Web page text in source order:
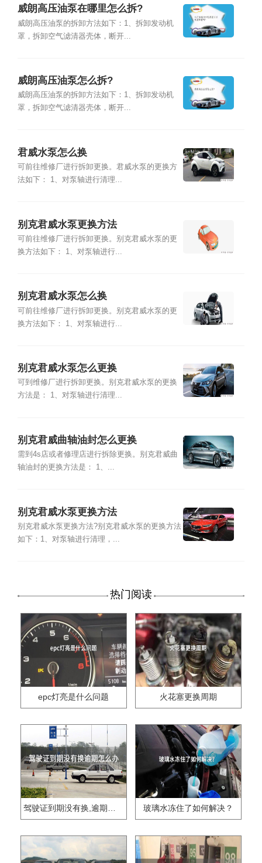
威朗高压油泵在哪里怎么拆?
威朗高压油泵的拆卸方法如下：1、拆卸发动机
罩，拆卸空气滤清器壳体，断开...
威朗高压油泵怎么拆?
威朗高压油泵的拆卸方法如下：1、拆卸发动机
罩，拆卸空气滤清器壳体，断开...
君威水泵怎么换
可前往维修厂进行拆卸更换。君威水泵的更换方
法如下： 1、对泵轴进行清理...
别克君威水泵更换方法
可前往维修厂进行拆卸更换。别克君威水泵的更
换方法如下： 1、对泵轴进行...
别克君威水泵怎么换
可前往维修厂进行拆卸更换。别克君威水泵的更
换方法如下： 1、对泵轴进行...
别克君威水泵怎么更换
可到维修厂进行拆卸更换。别克君威水泵的更换
方法是： 1、对泵轴进行清理...
别克君威曲轴油封怎么更换
需到4s店或者修理店进行拆除更换。别克君威曲
轴油封的更换方法是： 1、...
别克君威水泵更换方法
别克君威水泵更换方法?别克君威水泵的更换方法
如下：1、对泵轴进行清理，...
热门阅读
epc灯亮是什么问题 火花塞更换周期
驾驶证到期没有换,逾期怎么办?? 玻璃水冻住了如何解决？